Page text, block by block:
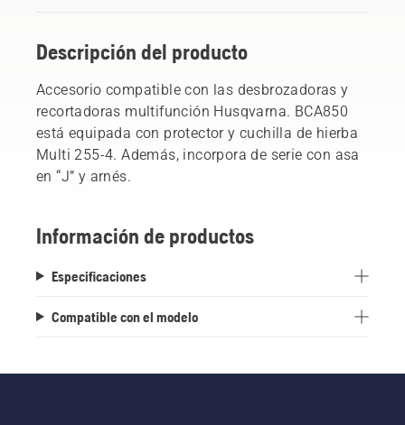
Descripción del producto
Accesorio compatible con las desbrozadoras y
recortadoras multifunción Husqvarna. BCA850
está equipada con protector y cuchilla de hierba
Multi 255-4. Además, incorpora de serie con asa
en “J” y arnés.
Información de productos
Especificaciones
Compatible con el modelo